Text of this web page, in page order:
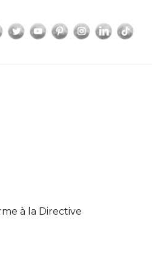
Facebook
TwitterYouTubePinterestInstagram
à la Directive